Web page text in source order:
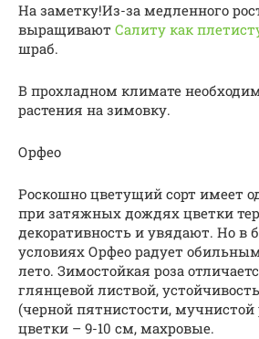
На заметку!Из-за медленного
выращивают Салиту как
шраб.
В прохладном климате
растения на зимовку.
Орфео
Роскошно цветущий сорт имеет
при затяжных дождях цветки
декоративность и увядают. Но в
условиях Орфео радует
лето. Зимостойкая роза
глянцевой листвой,
(черной пятнистости, мучнистой
цветки – 9-10 см, махровые.